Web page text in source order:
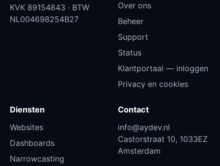
KVK 89154843 · BTW
NL004698254B27
Over ons
Beheer
Support
Status
Klantportaal — inloggen
Privacy en cookies
Diensten
Websites
Dashboards
Narrowcasting
Contact
info@aydev.nl
Castorstraat 10, 1033EZ
Amsterdam